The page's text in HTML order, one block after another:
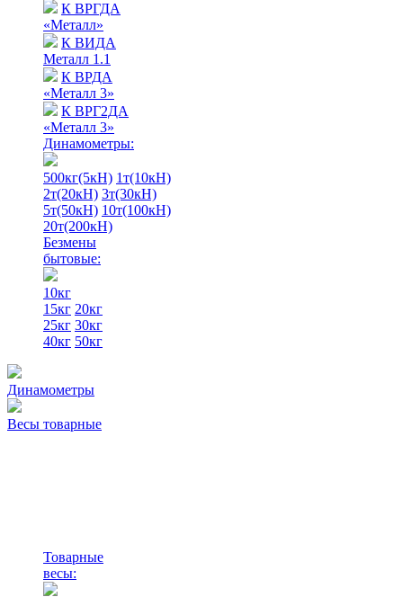
К ВРГДА
«Металл»
К ВИДА
Металл 1.1
К ВРДА
«Металл 3»
К ВРГ2ДА
«Металл 3»
Динамометры:
500кг(5кН) 1т(10кН)
2т(20кН) 3т(30кН)
5т(50кН) 10т(100кН)
20т(200кН)
Безмены
бытовые:
10кг
15кг 20кг
25кг 30кг
40кг 50кг
Динамометры
Весы товарные
Товарные
весы: